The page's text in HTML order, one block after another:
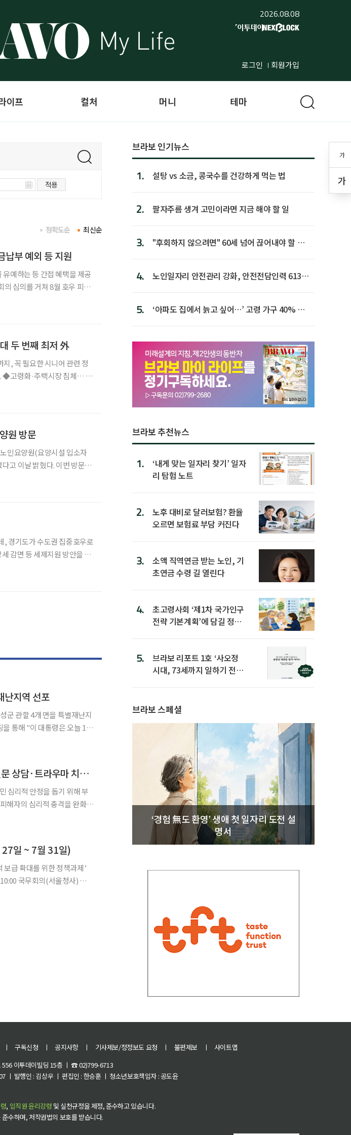
2026.08.08
로그인 회원가입
가
가
이프 컬처 머니 테마
적용
최신순
정확도순
납부 예외 등 지원
예하는 등 간접 혜택을 제공
두 번째 최저 外
, 꼭 필요한 시니어 관련 정
원 방문
인요양원(요양시설 입소자
고 이날 밝혔다. 이번 방문은
, 경기도가 수도권 집중호우로
감면 등 세제지원 방안을 안
난지역 선포
군 관할 4개 면을 특별재난지
행안부·복지부, 호우 이재민 심리지원 강화…전문 상담·트라우마 치료 나서
심리적 안정을 돕기 위해 부
27일 ~ 7월 31일)
브라보 인기뉴스
1. 설탕 vs 소금, 콩국수를 건강하게 먹는 법
2. 팔자주름 생겨 고민이라면 지금 해야 할 일
3.
"후회하지 않으려면" 60세 넘어 끊어내야 할 사
4.
노인일자리 안전관리 강화, 안전전담인력 613명
5.
‘아파도 집에서 늙고 싶어…’ 고령 가구 40% 노
브라보 추천뉴스
1.
‘내게 맞는 일자리 찾기’ 일자
리 탐험 노트
2.
노후 대비로 달러보험? 환율
오르면 보험료 부담 커진다
3.
소액 직역연금 받는 노인, 기
초연금 수령 길 열린다
4.
초고령사회 ‘제1차 국가인구
전략 기본계획’에 담길 정책
5.
브라보 리포트 1호 ‘사오정
시대, 73세까지 일하기 전략’
브라보 스페셜
‘경험 無도 환영’ 생애 첫 일자리 도전 설
명서
ㅣ 구독신청 ㅣ 공지사항 ㅣ 기사제보/정정보도 요청 ㅣ 불편제보 ㅣ
사이트맵
556 이투데이빌딩 15층 ㅣ ☎ 02)799-6713
ㅣ 발행인 : 김상우 ㅣ 편집인 : 한승훈 ㅣ 청소년보호책임자 : 공도윤
, 임직원 윤리강령 및 실천규정을 제정, 준수하고 있습니다.
수하며, 저작권법의 보호를 받습니다.